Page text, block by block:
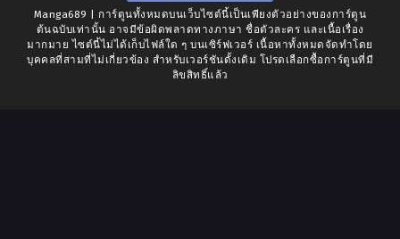
Manga689 | การ์ตูนทั้งหมดบนเว็บไซต์นี้เป็นเพียงตัวอย่างของการ์ตูน
ต้นฉบับเท่านั้น อาจมีข้อผิดพลาดทางภาษา ชื่อตัวละคร และเนื้อเรื่อง
มากมาย ไซต์นี้ไม่ได้เก็บไฟล์ใด ๆ บนเซิร์ฟเวอร์ เนื้อหาทั้งหมดจัดทำโดย
บุคคลที่สามที่ไม่เกี่ยวข้อง สำหรับเวอร์ชันดั้งเดิม โปรดเลือกซื้อการ์ตูนที่มี
ลิขสิทธิ์แล้ว